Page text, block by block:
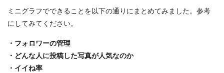
ミニグラフでできることを以下の通りにまとめてみました。参考
にしてみてください。
・フォロワーの管理
・どんな人に投稿した写真が人気なのか
・イイね率